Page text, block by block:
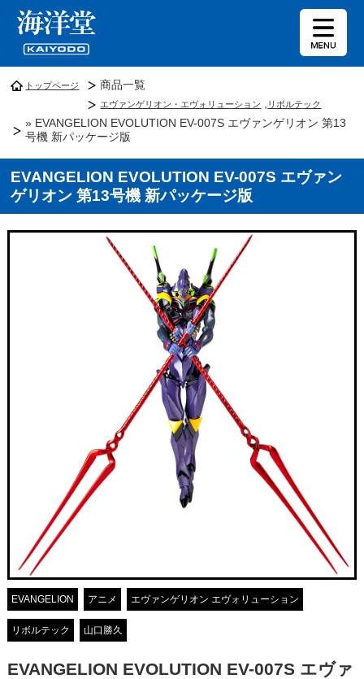
トップページ 商品一覧
エヴァンゲリオン・エヴォリューション リボルテック
» EVANGELION EVOLUTION EV-007S エヴァンゲリオン 第13
号機 新パッケージ版
EVANGELION EVOLUTION EV-007S エヴァン
ゲリオン 第13号機 新パッケージ版
EVANGELION アニメ エヴァンゲリオン エヴォリューション
リボルテック 山口勝久
EVANGELION EVOLUTION EV-007S エヴァ